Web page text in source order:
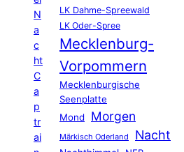
N
a
c
ht
C
a
p
tr
ai
LK Dahme-Spreewald
LK Oder-Spree
Mecklenburg-
Vorpommern
Mecklenburgische
Seenplatte
Mond
Morgen
Märkisch Oderland Nacht